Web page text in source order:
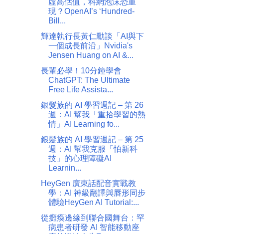
虛高估值，科網泡沫恐重
現？OpenAI’s ‘Hundred-
Bill...
輝達執行長黃仁勳談「AI與下
一個成長前沿」Nvidia's
Jensen Huang on AI &...
長輩必學！10分鐘學會
ChatGPT: The Ultimate
Free Life Assista...
銀髮族的 AI 學習週記 – 第 26
週：AI 幫我「重拾學習的熱
情」AI Learning fo...
銀髮族的 AI 學習週記 – 第 25
週：AI 幫我克服「怕新科
技」的心理障礙AI
Learnin...
HeyGen 廣東話配音實戰教
學：AI 神級翻譯與唇形同步
體驗HeyGen AI Tutorial:...
從癱瘓邊緣到聯合國舞台：罕
病患者研發 AI 智能移動座